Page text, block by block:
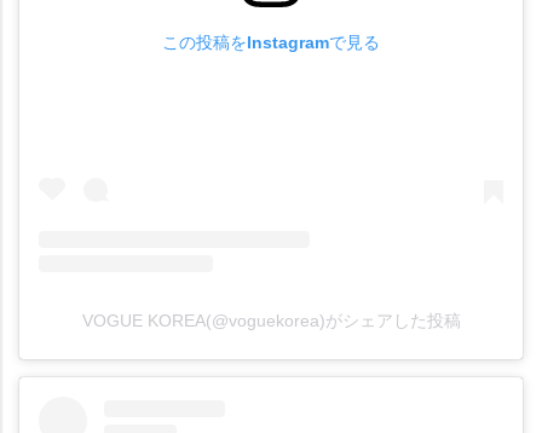
この投稿をInstagramで見る
VOGUE KOREA(@voguekorea)がシェアした投稿